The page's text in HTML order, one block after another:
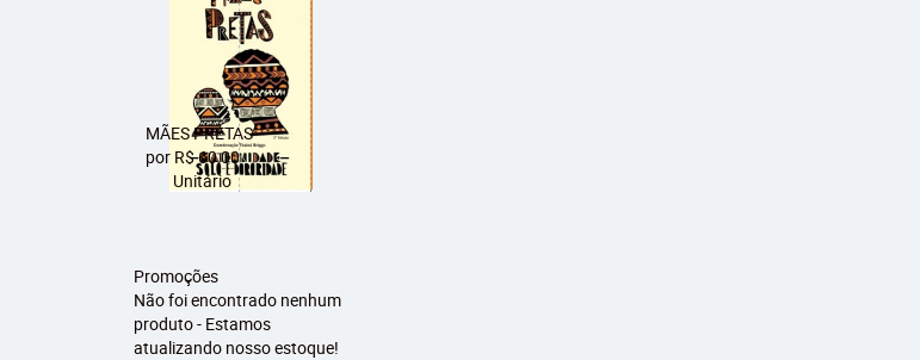
MÃES PRETAS
por R$ 60,00
Unitário
Promoções
Não foi encontrado nenhum
produto - Estamos
atualizando nosso estoque!